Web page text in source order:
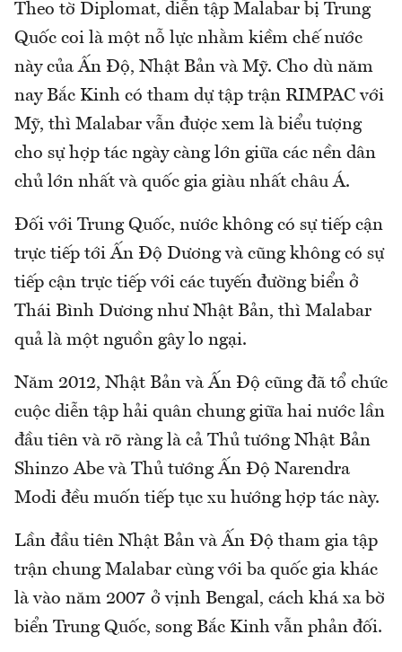
Theo tờ Diplomat, diễn tập Malabar bị Trung
Quốc coi là một nỗ lực nhằm kiềm chế nước
này của Ấn Độ, Nhật Bản và Mỹ. Cho dù năm
nay Bắc Kinh có tham dự tập trận RIMPAC với
Mỹ, thì Malabar vẫn được xem là biểu tượng
cho sự hợp tác ngày càng lớn giữa các nền dân
chủ lớn nhất và quốc gia giàu nhất châu Á.
Đối với Trung Quốc, nước không có sự tiếp cận
trực tiếp tới Ấn Độ Dương và cũng không có sự
tiếp cận trực tiếp với các tuyến đường biển ở
Thái Bình Dương như Nhật Bản, thì Malabar
quả là một nguồn gây lo ngại.
Năm 2012, Nhật Bản và Ấn Độ cũng đã tổ chức
cuộc diễn tập hải quân chung giữa hai nước lần
đầu tiên và rõ ràng là cả Thủ tướng Nhật Bản
Shinzo Abe và Thủ tướng Ấn Độ Narendra
Modi đều muốn tiếp tục xu hướng hợp tác này.
Lần đầu tiên Nhật Bản và Ấn Độ tham gia tập
trận chung Malabar cùng với ba quốc gia khác
là vào năm 2007 ở vịnh Bengal, cách khá xa bờ
biển Trung Quốc, song Bắc Kinh vẫn phản đối.